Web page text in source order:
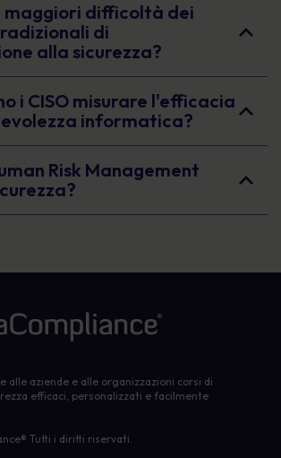
maggiori difficoltà dei
di
alla sicurezza?
i CISO misurare l'efficacia
informatica?
Risk Management
alle aziende e alle organizzazioni corsi di
efficaci, personalizzati e facilmente
Tutti i diritti riservati.